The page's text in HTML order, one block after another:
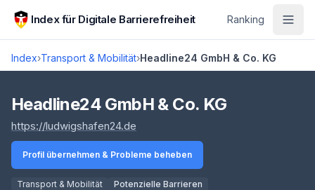
Zum Hauptinhalt springen
Index für Digitale Barrierefreiheit Ranking
Index›Transport & Mobilität›Headline24 GmbH & Co. KG
Score lädt
Headline24 GmbH & Co. KG
https://ludwigshafen24.de
Profil übernehmen & Probleme beheben
Transport & Mobilität
Potenzielle Barrieren